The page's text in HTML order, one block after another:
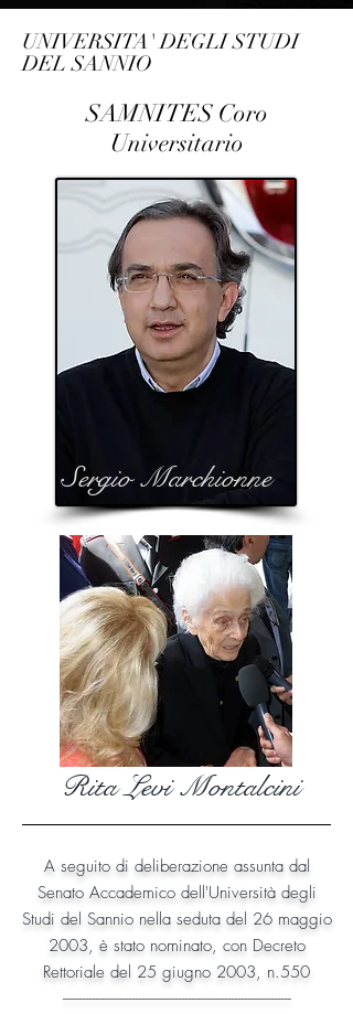
UNIVERSITA' DEGLI STUDI
DEL SANNIO
SAMNITES Coro
Universitario
Sergio Marchionne
Rita Levi Montalcini
A seguito di deliberazione assunta dal
Senato Accademico dell'Università degli
Studi del Sannio nella seduta del 26 maggio
2003, è stato nominato, con Decreto
Rettoriale del 25 giugno 2003, n.550
---------------------------------------------------------------------